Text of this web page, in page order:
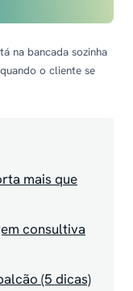
na bancada sozinha
o cliente se
mais que
consultiva
(5 dicas)